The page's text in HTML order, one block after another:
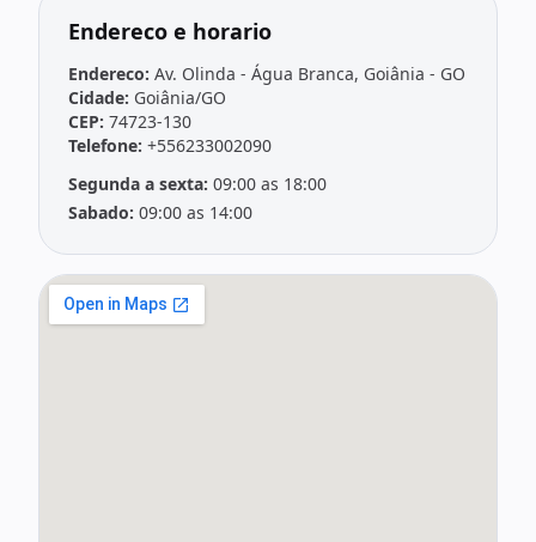
Endereco e horario
Endereco: Av. Olinda - Água Branca, Goiânia - GO
Cidade: Goiânia/GO
CEP: 74723-130
Telefone: +556233002090
Segunda a sexta: 09:00 as 18:00
Sabado: 09:00 as 14:00